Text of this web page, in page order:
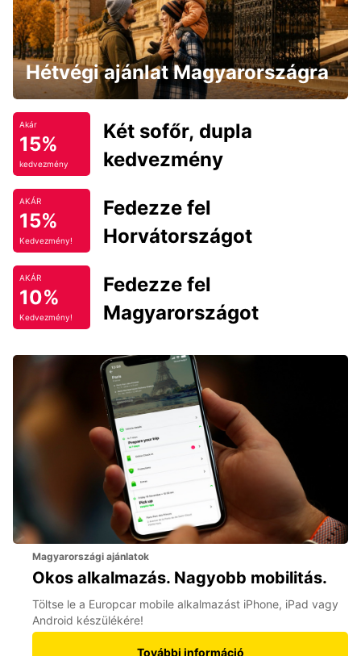
Hétvégi ajánlat Magyarországra
Akár
15%
kedvezmény
Két sofőr, dupla
kedvezmény
AKÁR
15%
Kedvezmény!
Fedezze fel
Horvátországot
AKÁR
10%
Kedvezmény!
Fedezze fel
Magyarországot
Magyarországi ajánlatok
Okos alkalmazás. Nagyobb mobilitás.
Töltse le a Europcar mobile alkalmazást iPhone, iPad vagy
Android készülékére!
További információ